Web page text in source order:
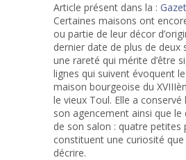
Article présent dans la :
Certaines maisons ont
ou partie de leur décor
dernier date de plus de deux
une rareté qui mérite d’être
lignes qui suivent évoquent le
maison bourgeoise du
le vieux Toul. Elle a conservé
son agencement ainsi que le
de son salon : quatre petites
constituent une curiosité
décrire.